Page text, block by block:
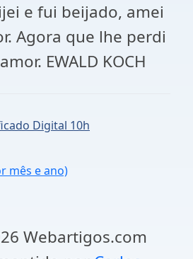
e fui beijado, amei
Agora que lhe perdi
EWALD KOCH
Digital 10h
mês e ano)
Webartigos.com